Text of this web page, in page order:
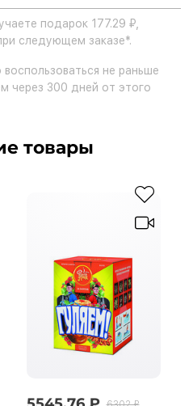
подарок 177.29 ₽,
следующем заказе*.
не раньше
через 300 дней от этого
товары